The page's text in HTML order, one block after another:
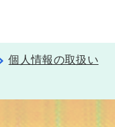
個人情報の取扱い